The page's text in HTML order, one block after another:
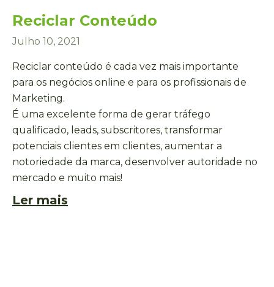
Reciclar Conteúdo
Julho 10, 2021
Reciclar conteúdo é cada vez mais importante
para os negócios online e para os profissionais de
Marketing.
É uma excelente forma de gerar tráfego
qualificado, leads, subscritores, transformar
potenciais clientes em clientes, aumentar a
notoriedade da marca, desenvolver autoridade no
mercado e muito mais!
Ler mais